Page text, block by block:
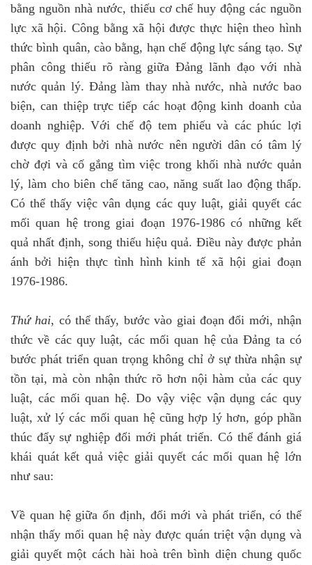
bằng nguồn nhà nước, thiếu cơ chế huy động các nguồn
lực xã hội. Công bằng xã hội được thực hiện theo hình
thức bình quân, cào bằng, hạn chế động lực sáng tạo. Sự
phân công thiếu rõ ràng giữa Đảng lãnh đạo với nhà
nước quản lý. Đảng làm thay nhà nước, nhà nước bao
biện, can thiệp trực tiếp các hoạt động kinh doanh của
doanh nghiệp. Với chế độ tem phiếu và các phúc lợi
được quy định bởi nhà nước nên người dân có tâm lý
chờ đợi và cố gắng tìm việc trong khối nhà nước quản
lý, làm cho biên chế tăng cao, năng suất lao động thấp.
Có thể thấy việc vân dụng các quy luật, giải quyết các
mối quan hệ trong giai đoạn 1976-1986 có những kết
quả nhất định, song thiếu hiệu quả. Điều này được phản
ánh bởi hiện thực tình hình kinh tế xã hội giai đoạn
1976-1986.
Thứ hai, có thể thấy, bước vào giai đoạn đổi mới, nhận
thức về các quy luật, các mối quan hệ của Đảng ta có
bước phát triển quan trọng không chỉ ở sự thừa nhận sự
tồn tại, mà còn nhận thức rõ hơn nội hàm của các quy
luật, các mối quan hệ. Do vậy việc vận dụng các quy
luật, xử lý các mối quan hệ cũng hợp lý hơn, góp phần
thúc đẩy sự nghiệp đổi mới phát triển. Có thể đánh giá
khái quát kết quả việc giải quyết các mối quan hệ lớn
như sau:
Về quan hệ giữa ổn định, đổi mới và phát triển, có thể
nhận thấy mối quan hệ này được quán triệt vận dụng và
giải quyết một cách hài hoà trên bình diện chung quốc